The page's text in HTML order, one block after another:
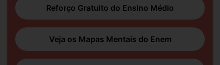
Reforço Gratuito do Ensino Médio
Veja os Mapas Mentais do Enem